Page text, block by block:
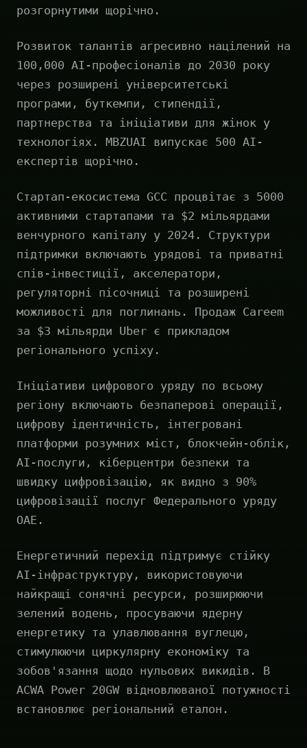
розгорнутими щорічно.
Розвиток талантів агресивно націлений на
100,000 AI-професіоналів до 2030 року
через розширені університетські
програми, буткемпи, стипендії,
партнерства та ініціативи для жінок у
технологіях. MBZUAI випускає 500 AI-
експертів щорічно.
Стартап-екосистема GCC процвітає з 5000
активними стартапами та $2 мільярдами
венчурного капіталу у 2024. Структури
підтримки включають урядові та приватні
спів-інвестиції, акселератори,
регуляторні пісочниці та розширені
можливості для поглинань. Продаж Careem
за $3 мільярди Uber є прикладом
регіонального успіху.
Ініціативи цифрового уряду по всьому
регіону включають безпаперові операції,
цифрову ідентичність, інтегровані
платформи розумних міст, блокчейн-облік,
AI-послуги, кіберцентри безпеки та
швидку цифровізацію, як видно з 90%
цифровізації послуг Федерального уряду
ОАЕ.
Енергетичний перехід підтримує стійку
AI-інфраструктуру, використовуючи
найкращі сонячні ресурси, розширюючи
зелений водень, просуваючи ядерну
енергетику та улавлювання вуглецю,
стимулюючи циркулярну економіку та
зобов'язання щодо нульових викидів. В
ACWA Power 20GW відновлюваної потужності
встановлює регіональний еталон.